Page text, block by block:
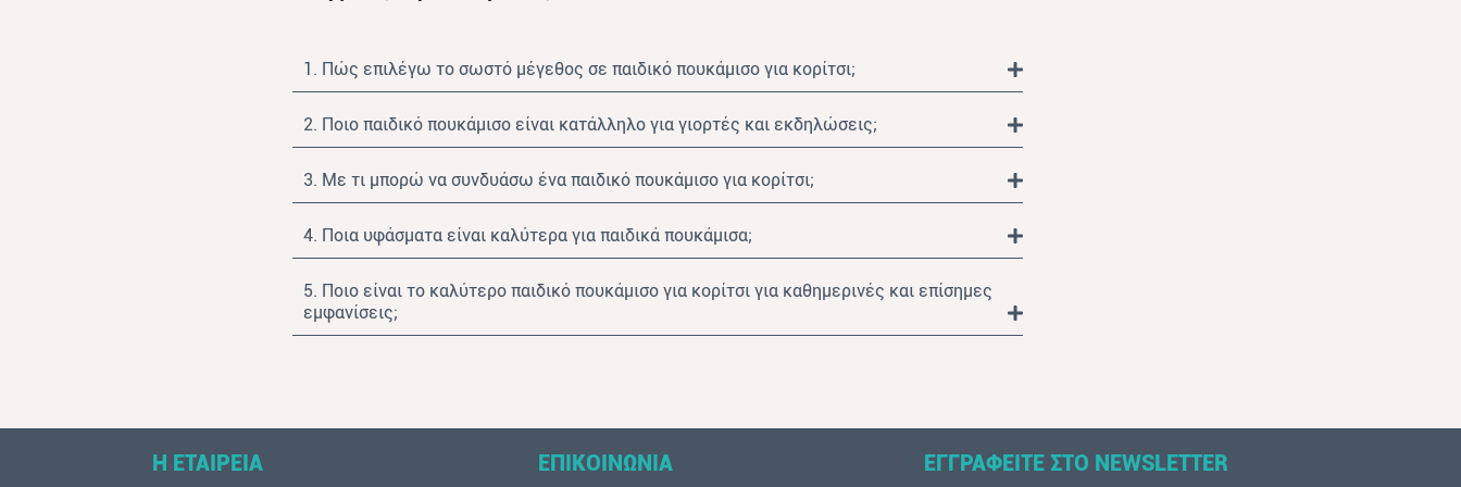
1. Πώς επιλέγω το σωστό μέγεθος σε παιδικό πουκάμισο για κορίτσι;
2. Ποιο παιδικό πουκάμισο είναι κατάλληλο για γιορτές και εκδηλώσεις;
3. Με τι μπορώ να συνδυάσω ένα παιδικό πουκάμισο για κορίτσι;
4. Ποια υφάσματα είναι καλύτερα για παιδικά πουκάμισα;
5. Ποιο είναι το καλύτερο παιδικό πουκάμισο για κορίτσι για καθημερινές και επίσημες
εμφανίσεις;
Η ΕΤΑΙΡΕΙΑ ΕΠΙΚΟΙΝΩΝΙΑ ΕΓΓΡΑΦΕΙΤΕ ΣΤΟ NEWSLETTER